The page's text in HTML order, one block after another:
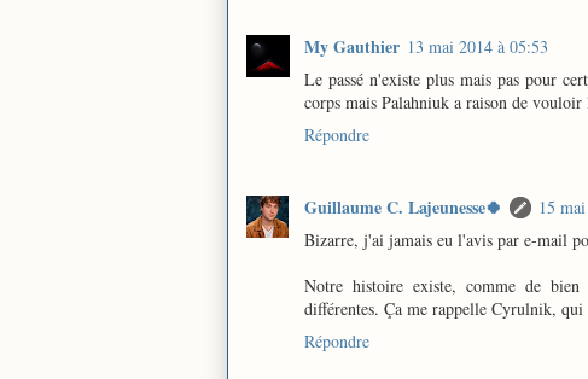
My Gauthier 13 mai 2014 à 05:53
Le passé n'existe plus mais pas pour
corps mais Palahniuk a raison de
Répondre
Guillaume C. Lajeunesse🍀
15
Bizarre, j'ai jamais eu l'avis par e-mail
Notre histoire existe, comme de
différentes. Ça me rappelle Cyrulnik,
Répondre